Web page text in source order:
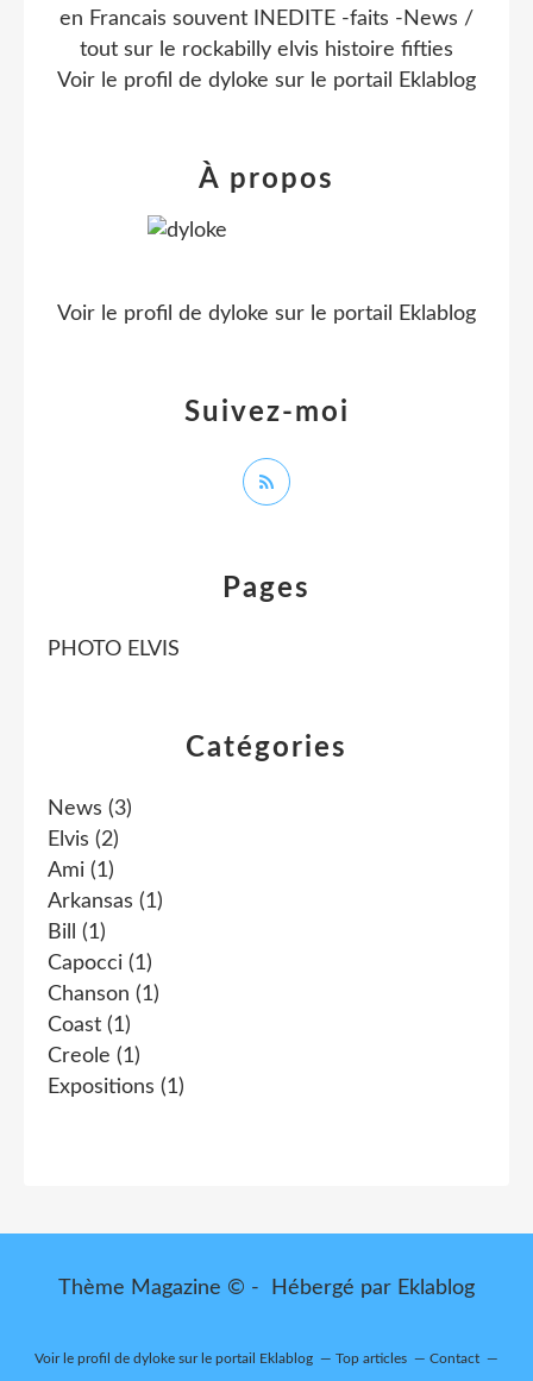
Catégories
News (3)
Elvis (2)
Ami (1)
Arkansas (1)
Bill
(1)
Capocci (1)
Chanson (1)
Coast (1)
Creole (1)
Expositions (1)
Pages
PHOTO ELVIS
en Francais souvent INEDITE -faits -News /
tout sur le rockabilly elvis histoire fifties
Voir le profil de dyloke sur le portail Eklablog
Suivez-moi
À propos
Voir le profil de dyloke sur le portail Eklablog
Thème Magazine © - Hébergé par Eklablog
Voir le profil de dyloke sur le portail Eklablog Top articles Contact